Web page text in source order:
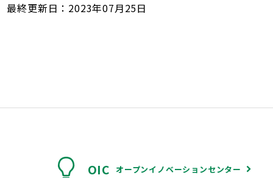
最終更新日：2023年07月25日
OIC オープンイノベーションセンター